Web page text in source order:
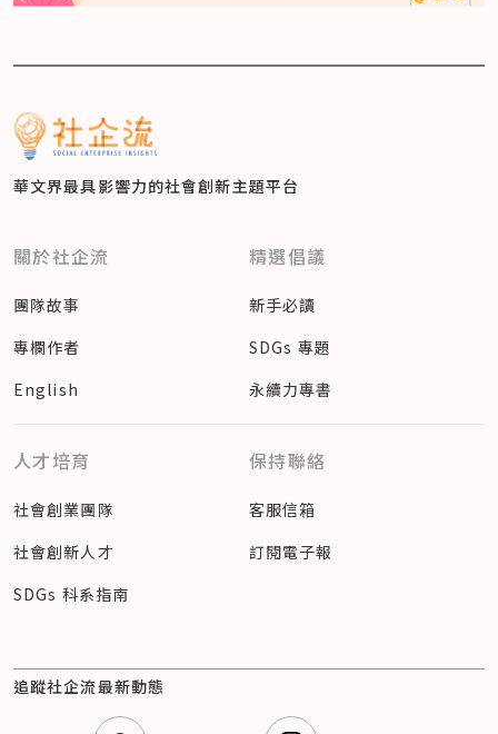
華文界最具影響力的社會創新主題平台
關於社企流
團隊故事
專欄作者
English
精選倡議
新手必讀
SDGs 專題
永續力專書
人才培育
社會創業團隊
社會創新人才
SDGs 科系指南
保持聯絡
客服信箱
訂閱電子報
追蹤社企流最新動態